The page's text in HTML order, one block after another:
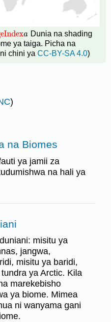
a
a Dunia na shading
ya taiga. Picha na
chini yaCC-BY-SA 4.0)
)
na Biomes
ya jamii za
na hali ya
misitu ya
jangwa,
misitu ya baridi,
ya Arctic. Kila
marekebisho
ya biome. Mimea
ni wanyama gani